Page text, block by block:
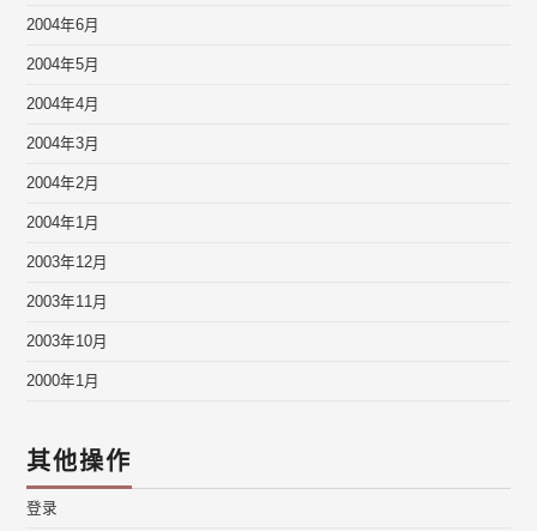
2004年6月
2004年5月
2004年4月
2004年3月
2004年2月
2004年1月
2003年12月
2003年11月
2003年10月
2000年1月
其他操作
登录